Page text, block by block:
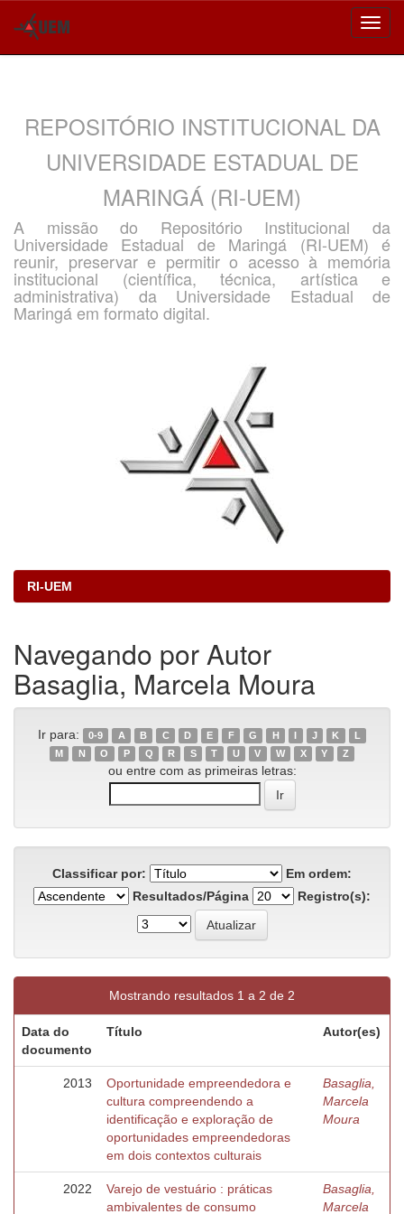
REPOSITÓRIO INSTITUCIONAL DA
UNIVERSIDADE ESTADUAL DE
MARINGÁ (RI-UEM)
A missão do Repositório Institucional da
Universidade Estadual de Maringá (RI-UEM) é
reunir, preservar e permitir o acesso à memória
institucional (científica, técnica, artística e
administrativa) da Universidade Estadual de
Maringá em formato digital.
RI-UEM
Navegando por Autor
Basaglia, Marcela Moura
Ir para: 0-9 A B C D E F G H I J K
L
M
N O P Q R S T U V W X Y Z
ou entre com as primeiras letras:
Classificar por:
Em ordem:
Resultados/Página
Registro(s):
Mostrando resultados 1 a 2 de 2
Data do
documento
Título Autor(es)
2013
Oportunidade empreendedora e
cultura compreendendo a
identificação e exploração de
oportunidades empreendedoras
em dois contextos culturais
Basaglia,
Marcela
Moura
2022
Varejo de vestuário : práticas
ambivalentes de consumo
Basaglia,
Marcela